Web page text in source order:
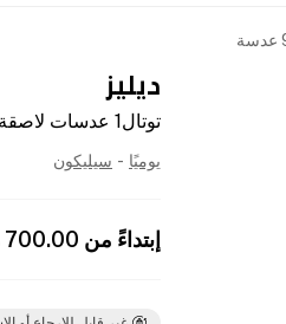
ديليز
توتال1 عدسات لاصقة طبية للإستخدام الواحد - عبوة من 90 عدسة
يوميًا - سيليكون
إبتداءً من 700.00